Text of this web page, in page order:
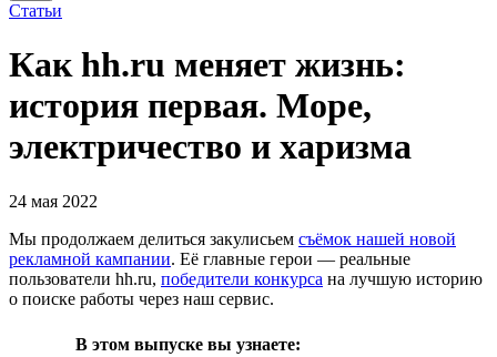
Статьи
Как hh.ru меняет жизнь:
история первая. Море,
электричество и харизма
24 мая 2022
Мы продолжаем делиться закулисьем съёмок нашей новой
рекламной кампании. Её главные герои — реальные
пользователи hh.ru, победители конкурса на лучшую историю
о поиске работы через наш сервис.
В этом выпуске вы узнаете: